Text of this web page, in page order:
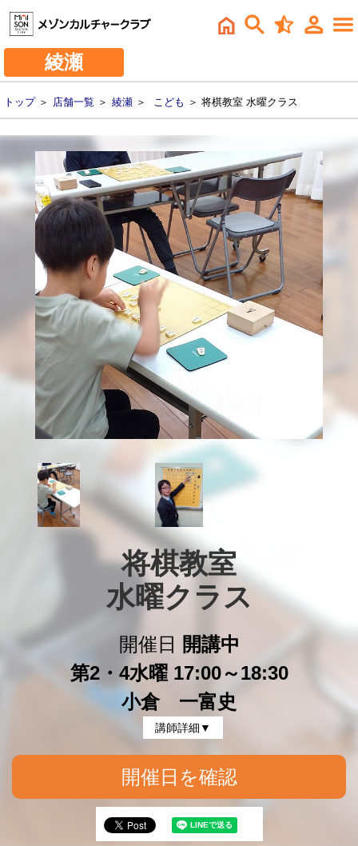
綾瀬
トップ＞ 店舗一覧 ＞ 綾瀬 ＞ こども ＞ 将棋教室 水曜クラス
将棋教室
水曜クラス
開催日
開講中
第2・4水曜 17:00～18:30
小倉 一富史
講師詳細▼
開催日を確認